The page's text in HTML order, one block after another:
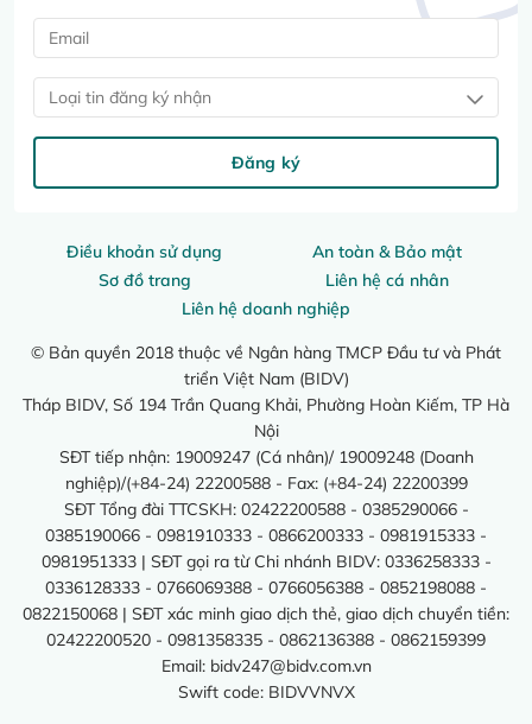
Điều khoản sử dụng
An toàn & Bảo mật
Sơ đồ trang
Liên hệ cá nhân
Liên hệ doanh nghiệp
© Bản quyền 2018 thuộc về Ngân hàng TMCP Đầu tư và Phát
triển Việt Nam (BIDV)
Tháp BIDV, Số 194 Trần Quang Khải, Phường Hoàn Kiếm, TP Hà
Nội
SĐT tiếp nhận: 19009247 (Cá nhân)/ 19009248 (Doanh
nghiệp)/(+84-24) 22200588 - Fax: (+84-24) 22200399
SĐT Tổng đài TTCSKH: 02422200588 - 0385290066 -
0385190066 - 0981910333 - 0866200333 - 0981915333 -
0981951333 | SĐT gọi ra từ Chi nhánh BIDV: 0336258333 -
0336128333 - 0766069388 - 0766056388 - 0852198088 -
0822150068 | SĐT xác minh giao dịch thẻ, giao dịch chuyển tiền:
02422200520 - 0981358335 - 0862136388 - 0862159399
Email: bidv247@bidv.com.vn
Swift code: BIDVVNVX
Loại tin đăng ký nhận
Đăng ký